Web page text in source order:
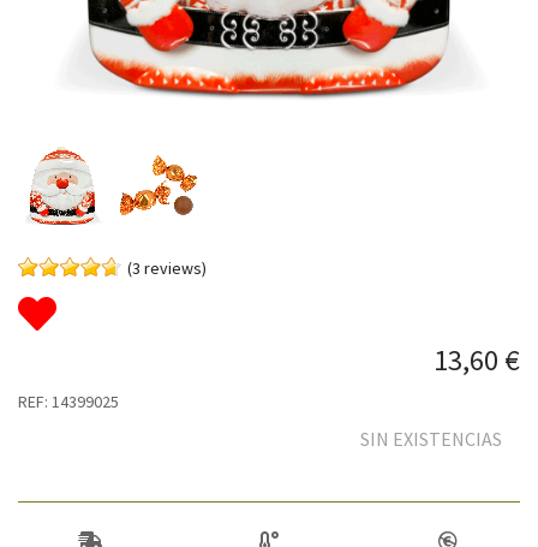
(3 reviews)
13,60 €
REF: 14399025
SIN EXISTENCIAS